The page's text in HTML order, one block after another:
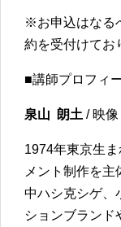
※お申込はなる
約を受付けてお
■講師プロフィ
泉山 朗土 / 映
1974年東京生
メント制作を
中ハシ克シゲ、
ションブラン